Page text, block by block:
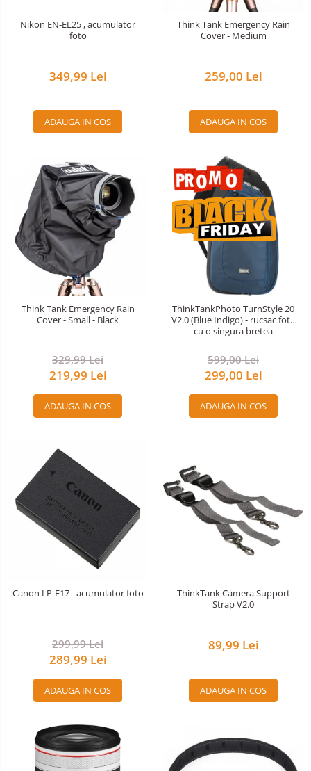
Accesorii diverse
Nikon EN-EL25 , acumulator
foto
349,99 Lei
ADAUGA IN COS
Think Tank Emergency Rain
Cover - Medium
259,00 Lei
ADAUGA IN COS
Think Tank Emergency Rain
Cover - Small - Black
329,99 Lei
219,99 Lei
ADAUGA IN COS
ThinkTankPhoto TurnStyle 20
V2.0 (Blue Indigo) - rucsac foto
cu o singura bretea
599,00 Lei
299,00 Lei
ADAUGA IN COS
Canon LP-E17 - acumulator foto
299,99 Lei
289,99 Lei
ADAUGA IN COS
ThinkTank Camera Support
Strap V2.0
89,99 Lei
ADAUGA IN COS